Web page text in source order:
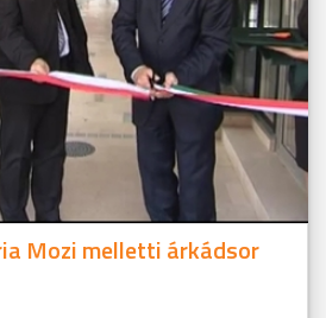
Mozi melletti árkádsor